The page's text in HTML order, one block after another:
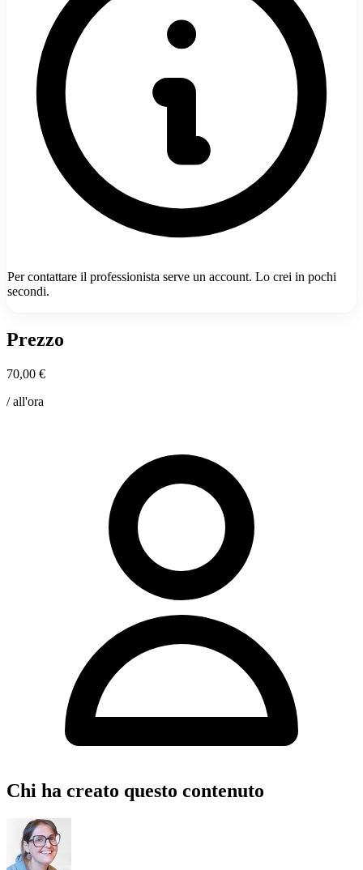
Per contattare il professionista serve un account. Lo crei in pochi
secondi.
Prezzo
70,00 €
/ all'ora
Chi ha creato questo contenuto